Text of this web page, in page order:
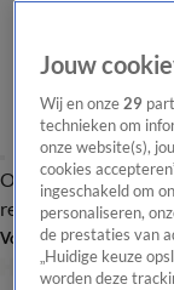
Overzicht Laatste
redactie
Volg Hart van
Jouw
Wij en onze29
technieken om
onze website(s),
cookies
ingeschakeld om
personaliseren,
de prestaties van
„Huidige keuze
worden deze